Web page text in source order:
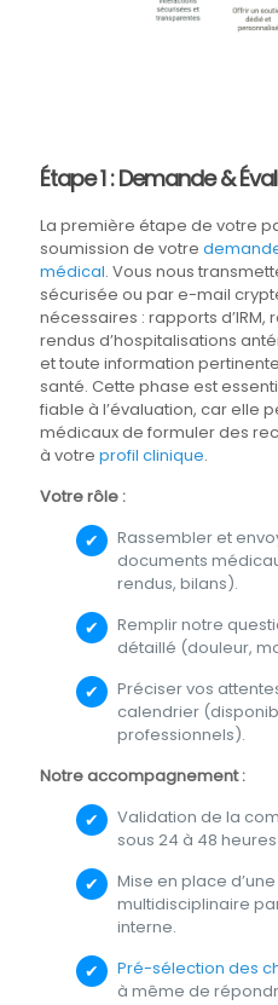
Étape 1 : Demande &
La première étape de votre
soumission de votre
médical. Vous nous
sécurisée ou par e-mail
nécessaires : rapports
rendus d’hospitalisations
et toute information
santé. Cette phase est
fiable à l’évaluation, car elle
médicaux de formuler des
à votre profil clinique.
Votre rôle :
Rassembler et
documents
rendus, bilans).
Remplir notre
détaillé (douleur,
Préciser vos
calendrier
professionnels).
Notre accompagnement :
Validation de la
sous 24 à 48
Mise en place
multidisciplinaire
interne.
Pré-sélection des
à même de